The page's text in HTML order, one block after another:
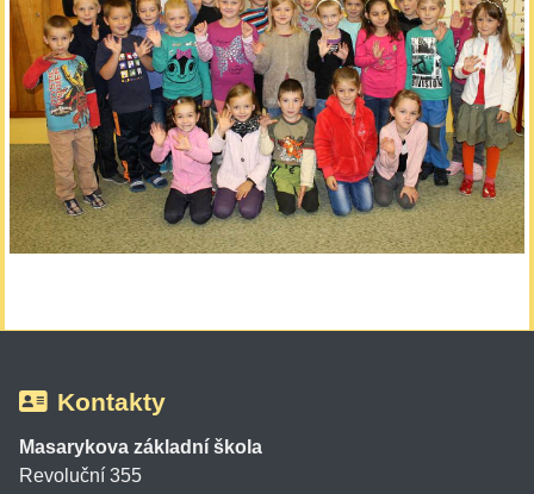
Kontakty
Masarykova základní škola
Revoluční 355